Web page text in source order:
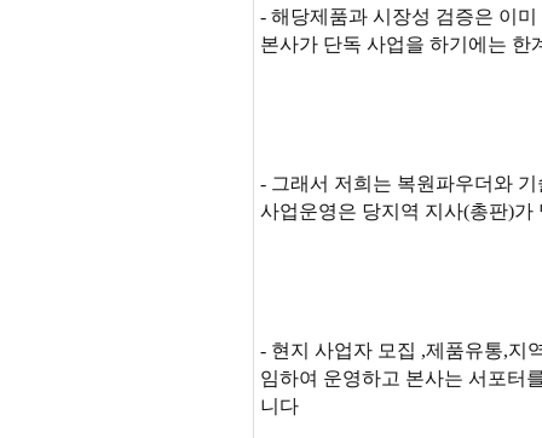
- 해당제품과 시장성 검증은 이
본사가 단독 사업을 하기에는 한
- 그래서 저희는 복원파우더와
사업운영은 당지역 지사(총판)
- 현지 사업자 모집 ,제품유통,지
임하여 운영하고 본사는 서포터
니다